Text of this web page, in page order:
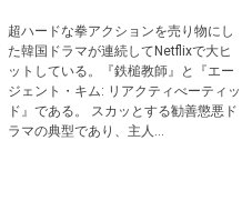
超ハードな拳アクションを売り物にし
た韓国ドラマが連続してNetflixで大ヒ
ットしている。『鉄槌教師』と『エー
ジェント・キム: リアクティべーティッ
ド』である。 スカッとする勧善懲悪ド
ラマの典型であり、主人...